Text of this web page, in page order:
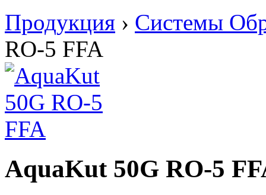
Продукция › Системы
RO-5 FFA
AquaKut 50G RO-5